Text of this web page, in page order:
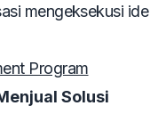
mengeksekusi ide
Program
Solusi